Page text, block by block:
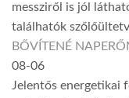
messziről is jól
találhatók
BŐVÍTENÉ
08-06
Jelentős energetikai